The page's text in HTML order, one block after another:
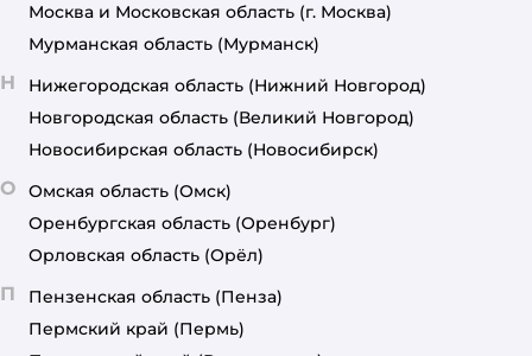
Москва и Московская область (г. Москва)
Мурманская область (Мурманск)
Н Нижегородская область (Нижний Новгород)
Новгородская область (Великий Новгород)
Новосибирская область (Новосибирск)
О Омская область (Омск)
Оренбургская область (Оренбург)
Орловская область (Орёл)
П Пензенская область (Пенза)
Пермский край (Пермь)